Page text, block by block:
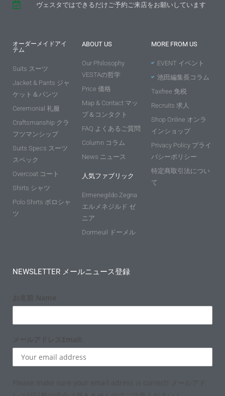
ヴェスタではできるだけご予約ご来店をお願いしています
オーダーメイドアイ
テム
Suits スーツ
Jacket & Pants ジャ
ケット＆パンツ
Ceremonial 礼服
Craftsmanship クラ
フツマンシップ
Suits Specs スーツ
スペック
Overcoat コート
Shirts シャツ
Polo Shirts ポロシャ
ツ
ABOUT US
Our Philosophy
VESTAの哲学
Price 価格
Map & Contact マッ
プ＆コンタクト
FAQ よくあるご質問
Column コラム
News ニュース
人気ファブリック
Ermenegildo Zegna
エルメネジルド ゼ
ニア
Dormeuil ドーメル
MORE FROM US
EVENT イベント
池田編集長コラム
Taxfree 免税
Recruits 求人
Shop Online オンラ
インショップ
Privacy Policy プライ
バシーポリシー
特定商取引法につい
て
NEWSLETTER メールニュース登録